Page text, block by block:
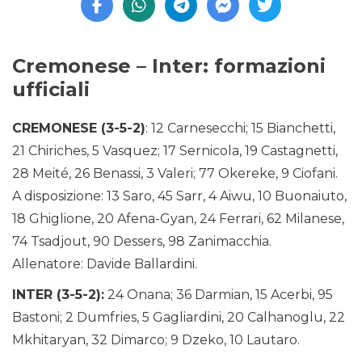
Cremonese – Inter: formazioni
ufficiali
CREMONESE (3-5-2): 12 Carnesecchi; 15 Bianchetti,
21 Chiriches, 5 Vasquez; 17 Sernicola, 19 Castagnetti,
28 Meité, 26 Benassi, 3 Valeri; 77 Okereke, 9 Ciofani.
A disposizione: 13 Saro, 45 Sarr, 4 Aiwu, 10 Buonaiuto,
18 Ghiglione, 20 Afena-Gyan, 24 Ferrari, 62 Milanese,
74 Tsadjout, 90 Dessers, 98 Zanimacchia.
Allenatore: Davide Ballardini.
INTER (3-5-2): 24 Onana; 36 Darmian, 15 Acerbi, 95
Bastoni; 2 Dumfries, 5 Gagliardini, 20 Calhanoglu, 22
Mkhitaryan, 32 Dimarco; 9 Dzeko, 10 Lautaro.